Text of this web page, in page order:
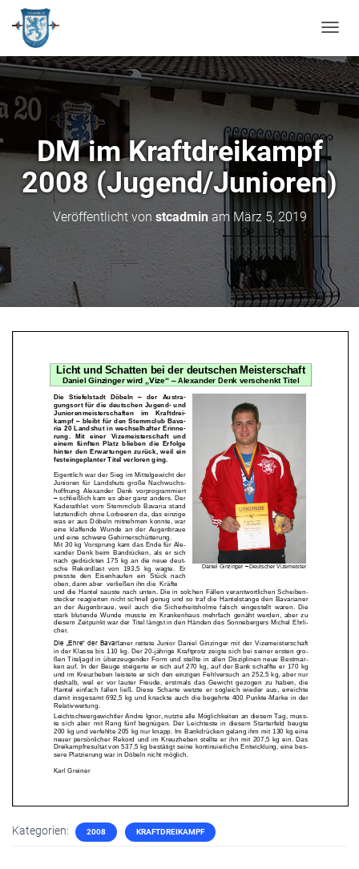
A
V
I
O
N
U
A
L
T
N
DM im Kraftdreikampf
2008 (Jugend/Junioren)
Veröffentlicht von stcadminam März 5, 2019
Kategorien: 2008 KRAFTDREIKAMPF